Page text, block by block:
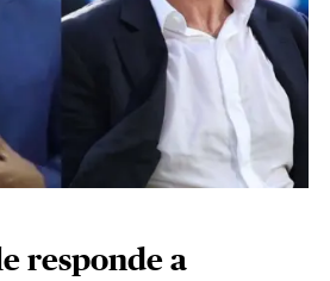
responde a